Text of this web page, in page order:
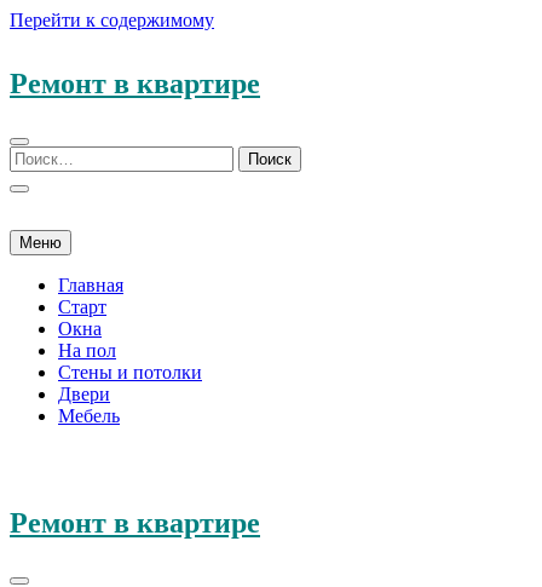
Перейти к содержимому
Ремонт в квартире
Меню
Главная
Старт
Окна
На пол
Стены и потолки
Двери
Мебель
Ремонт в квартире